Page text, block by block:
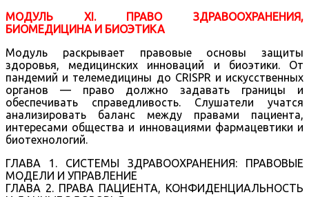
МОДУЛЬ XI. ПРАВО ЗДРАВООХРАНЕНИЯ,
БИОМЕДИЦИНА И БИОЭТИКА
Модуль раскрывает правовые основы защиты
здоровья, медицинских инноваций и биоэтики. От
пандемий и телемедицины до CRISPR и искусственных
органов — право должно задавать границы и
обеспечивать справедливость. Слушатели учатся
анализировать баланс между правами пациента,
интересами общества и инновациями фармацевтики и
биотехнологий.
ГЛАВА 1. СИСТЕМЫ ЗДРАВООХРАНЕНИЯ: ПРАВОВЫЕ
МОДЕЛИ И УПРАВЛЕНИЕ
ГЛАВА 2. ПРАВА ПАЦИЕНТА, КОНФИДЕНЦИАЛЬНОСТЬ